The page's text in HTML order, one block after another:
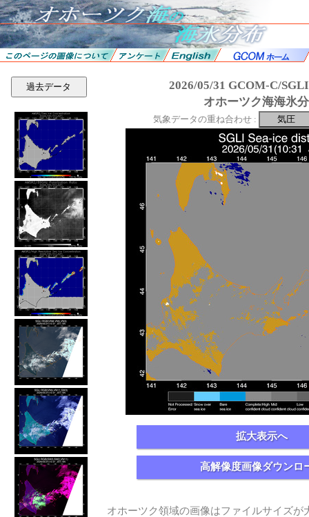
過去データ
2026/05/31 GCOM-C/
オホーツク海海氷
気象データの重ね合わせ :
拡大表示へ
高解像度画像ダウンロ
オホーツク領域の画像はファイルサイズが